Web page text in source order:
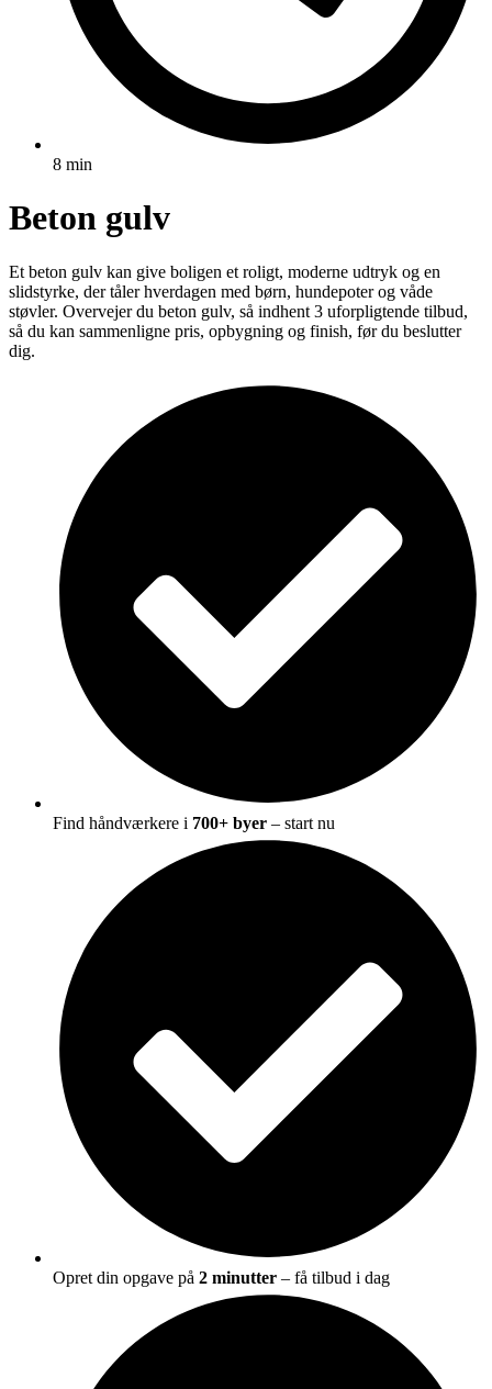
8 min
Beton gulv
Et beton gulv kan give boligen et roligt, moderne udtryk og en
slidstyrke, der tåler hverdagen med børn, hundepoter og våde
støvler. Overvejer du beton gulv, så indhent 3 uforpligtende tilbud,
så du kan sammenligne pris, opbygning og finish, før du beslutter
dig.
Find håndværkere i 700+ byer – start nu
Opret din opgave på 2 minutter – få tilbud i dag